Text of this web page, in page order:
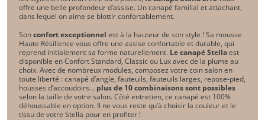
offre une belle profondeur d’assise. Un canapé familial et attachant,
dans lequel on aime se blottir confortablement.
Sonconfort exceptionnel est à la hauteur de son style ! Sa mousse
Haute Résilience vous offre une assise confortable et durable, qui
reprend initialement sa forme naturellement. Le canapé Stellaest
disponible en Confort Standard, Classic ou Lux avec de la plume au
choix. Avec de nombreux modules, composez votre coin salon en
toute liberté : canapé d’angle, fauteuils, fauteuils larges, repose-pied,
housses d’accoudoirs… plus de 10 combinaisons sont possibles
selon la taille de votre salon. Côté entretien, ce canapé est 100%
déhoussable en option. Il ne vous reste qu’à choisir la couleur et le
tissu de votre Stella pour en profiter !